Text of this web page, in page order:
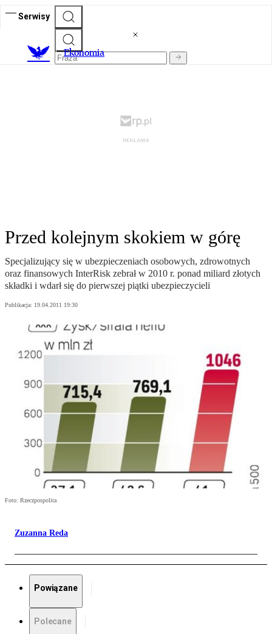
Serwisy
Ekonomia
Przed kolejnym skokiem w górę
Specjalizujący się w ubezpieczeniach osobowych, zdrowotnych
oraz finansowych InterRisk zebrał w 2010 r. ponad miliard złotych
składki i wdarł się do pierwszej piątki ubezpieczycieli
Publikacja: 19.04.2011 19:30
Foto: Rzeczpospolita
Zuzanna Reda
Powiązane
Polecane